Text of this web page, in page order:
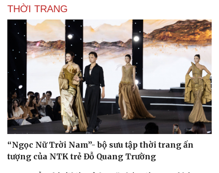
THỜI TRANG
“Ngọc Nữ Trời Nam”- bộ sưu tập thời trang ấn
tượng của NTK trẻ Đỗ Quang Trường